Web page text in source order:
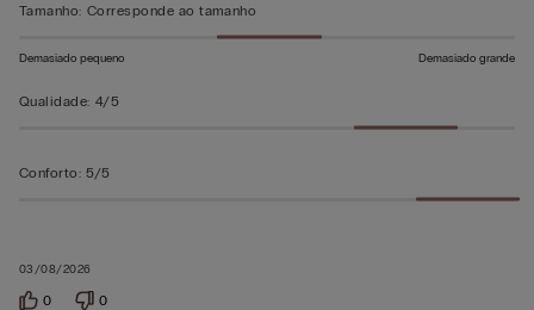
03/08/2026
Tamanho: Corresponde ao tamanho
Demasiado pequeno Demasiado grande
Qualidade: 4/5
Conforto: 5/5
0 0